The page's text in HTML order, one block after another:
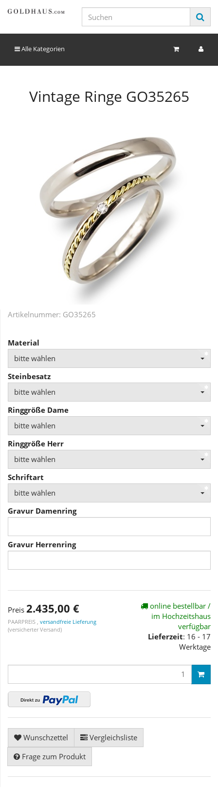
Alle Kategorien
Vintage Ringe GO35265
Artikelnummer: GO35265
Material
bitte wählen
Steinbesatz
bitte wählen
Ringgröße Dame
bitte wählen
Ringgröße Herr
bitte wählen
Schriftart
bitte wählen
Gravur Damenring
Gravur Herrenring
Preis 2.435,00 €
PAARPREIS , versandfreie Lieferung
(versicherter Versand)
online bestellbar /
im Hochzeitshaus
verfügbar
Lieferzeit: 16 - 17
Werktage
Wunschzettel
Vergleichsliste
Frage zum Produkt